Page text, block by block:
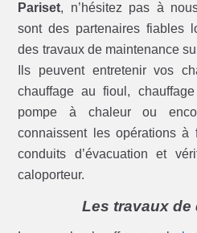
Pariset, n’hésitez pas à
sont des partenaires fiables
des travaux de maintenance
Ils peuvent entretenir vos
chauffage au fioul,
pompe à chaleur ou
connaissent les opérations à
conduits d’évacuation et
caloporteur.
Les travaux de